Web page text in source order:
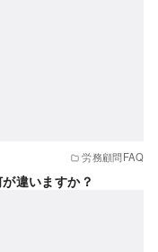
労務顧問FAQ
違いますか？